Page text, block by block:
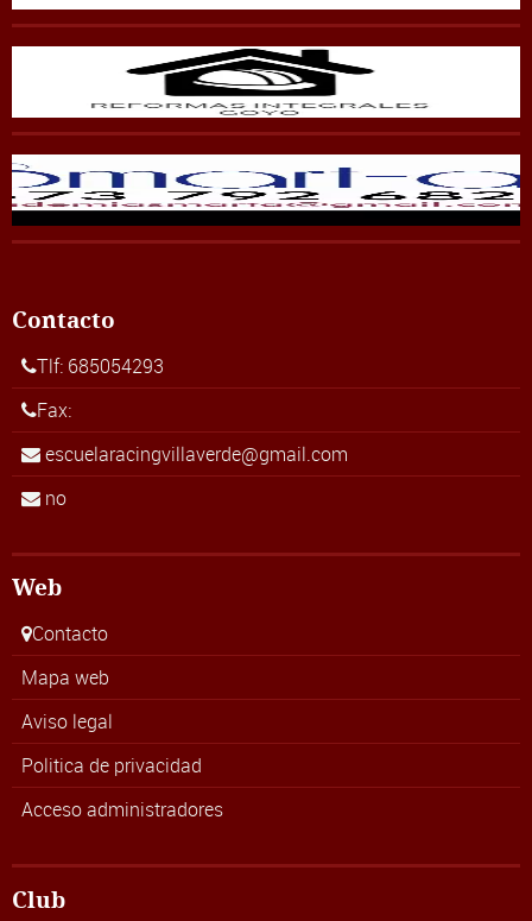
Contacto
Tlf: 685054293
Fax:
escuelaracingvillaverde@gmail.com
no
Web
Contacto
Mapa web
Aviso legal
Politica de privacidad
Acceso administradores
Club